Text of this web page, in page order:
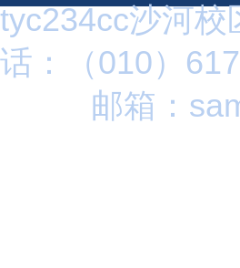
tyc234cc沙河
话：（010）
邮箱：